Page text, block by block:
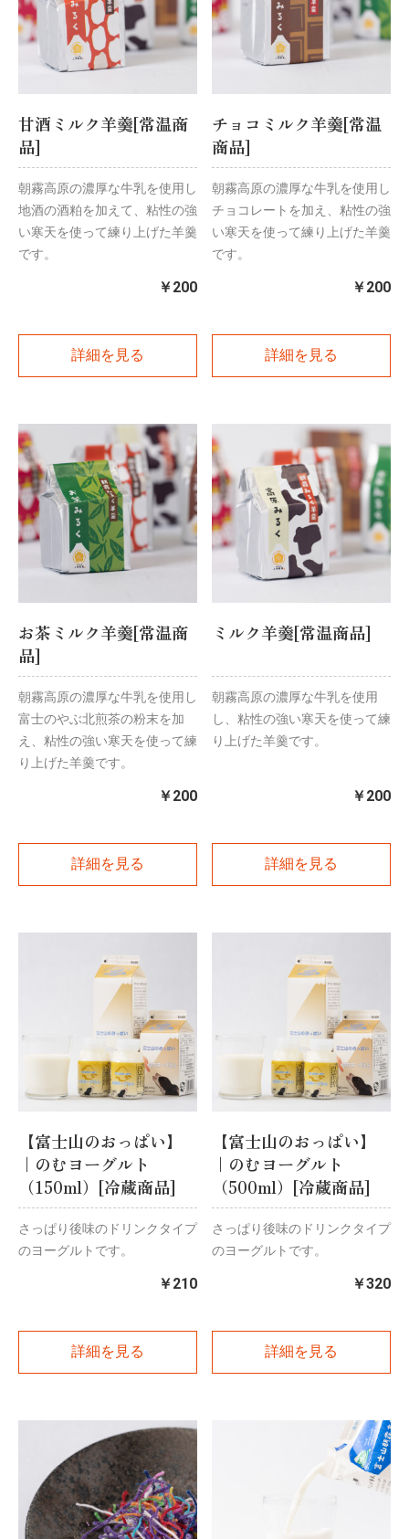
甘酒ミルク羊羹[常温商
品]
朝霧高原の濃厚な牛乳を使用し
地酒の酒粕を加えて、粘性の強
い寒天を使って練り上げた羊羹
です。
￥200
詳細を見る
チョコミルク羊羹[常温
商品]
朝霧高原の濃厚な牛乳を使用し
チョコレートを加え、粘性の強
い寒天を使って練り上げた羊羹
です。
￥200
詳細を見る
お茶ミルク羊羹[常温商
品]
朝霧高原の濃厚な牛乳を使用し
富士のやぶ北煎茶の粉末を加
え、粘性の強い寒天を使って練
り上げた羊羹です。
￥200
詳細を見る
ミルク羊羹[常温商品]
朝霧高原の濃厚な牛乳を使用
し、粘性の強い寒天を使って練
り上げた羊羹です。
￥200
詳細を見る
【富士山のおっぱい】
｜のむヨーグルト
（150ml）[冷蔵商品]
さっぱり後味のドリンクタイプ
のヨーグルトです。
￥210
詳細を見る
【富士山のおっぱい】
｜のむヨーグルト
（500ml）[冷蔵商品]
さっぱり後味のドリンクタイプ
のヨーグルトです。
￥320
詳細を見る